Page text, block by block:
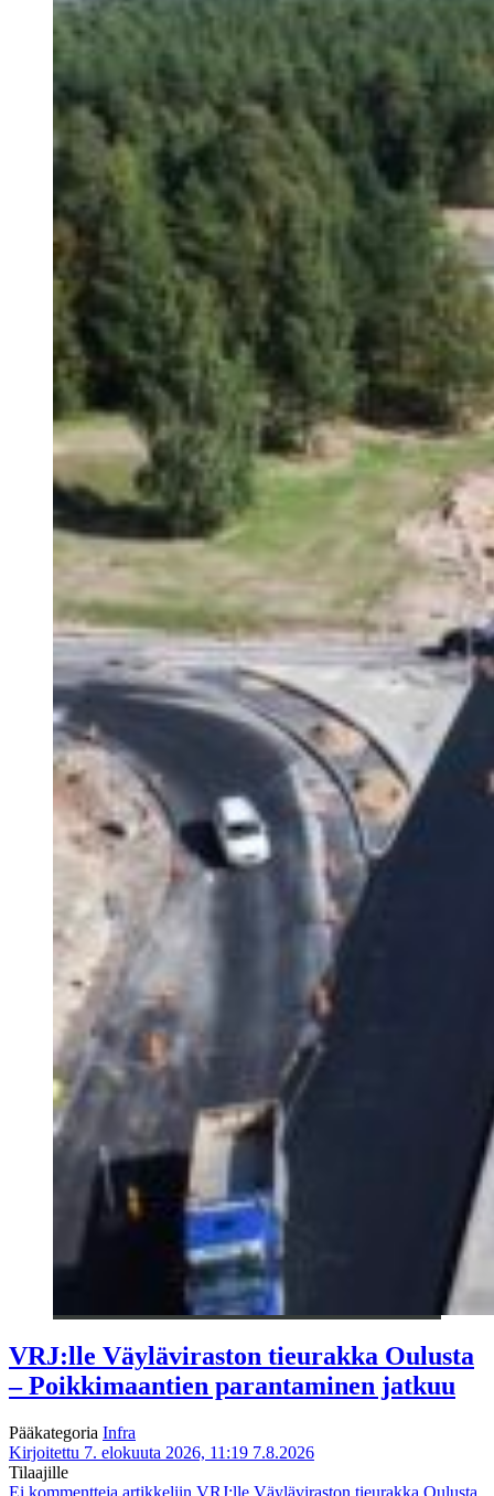
VRJ:lle Väyläviraston tieurakka Oulusta
– Poikkimaantien parantaminen jatkuu
Pääkategoria Infra
Kirjoitettu 7. elokuuta 2026, 11:19 7.8.2026
Tilaajille
Ei kommentteja artikkeliin VRJ:lle Väyläviraston tieurakka Oulusta